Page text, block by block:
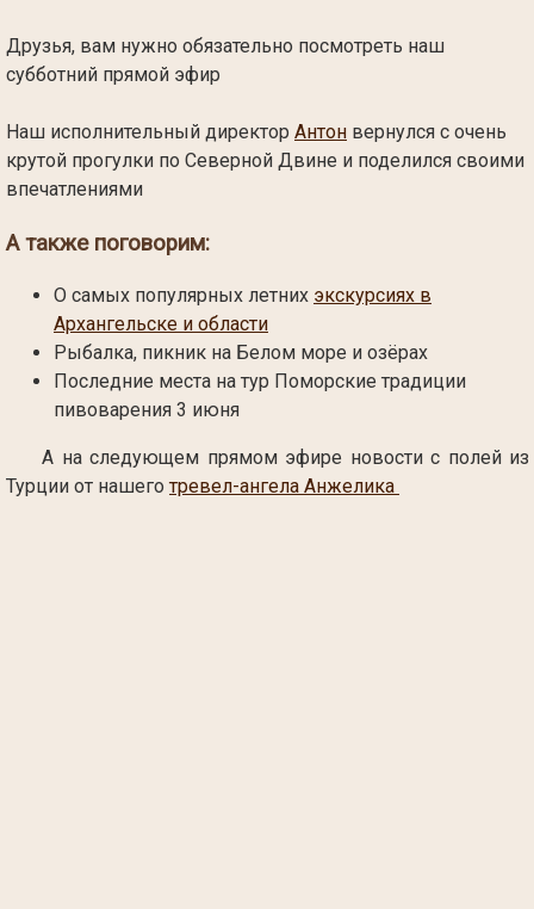
Друзья, вам нужно обязательно посмотреть наш
субботний прямой эфир
Наш исполнительный директор Антон вернулся с очень
крутой прогулки по Северной Двине и поделился своими
впечатлениями
А также поговорим:
О самых популярных летних экскурсиях в
Архангельске и области
Рыбалка, пикник на Белом море и озёрах
Последние места на тур Поморские традиции
пивоварения 3 июня
А на следующем прямом эфире новости с полей из
Турции от нашего тревел-ангела Анжелика